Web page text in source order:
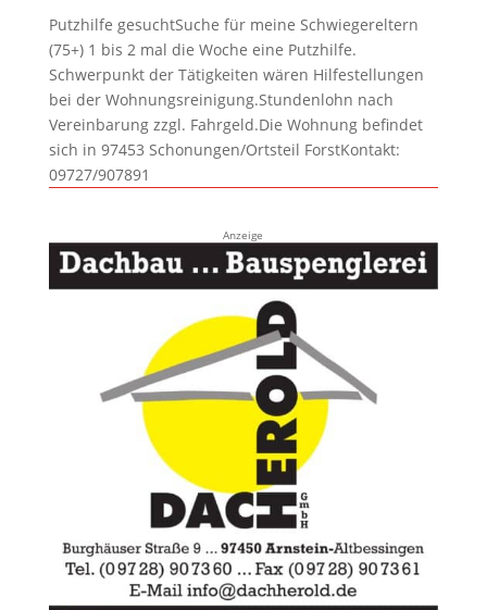
Putzhilfe gesuchtSuche für meine Schwiegereltern
(75+) 1 bis 2 mal die Woche eine Putzhilfe.
Schwerpunkt der Tätigkeiten wären Hilfestellungen
bei der Wohnungsreinigung.Stundenlohn nach
Vereinbarung zzgl. Fahrgeld.Die Wohnung befindet
sich in 97453 Schonungen/Ortsteil ForstKontakt:
09727/907891
Anzeige